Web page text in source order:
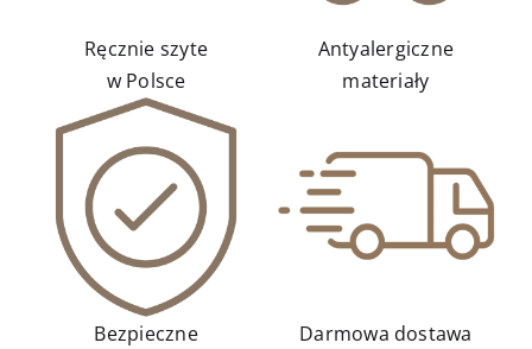
Ręcznie szyte
w Polsce
Antyalergiczne
materiały
Bezpieczne
Darmowa dostawa